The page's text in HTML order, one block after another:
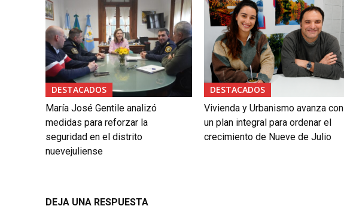
DESTACADOS
María José Gentile analizó
medidas para reforzar la
seguridad en el distrito
nuevejuliense
DESTACADOS
Vivienda y Urbanismo avanza con
un plan integral para ordenar el
crecimiento de Nueve de Julio
DEJA UNA RESPUESTA